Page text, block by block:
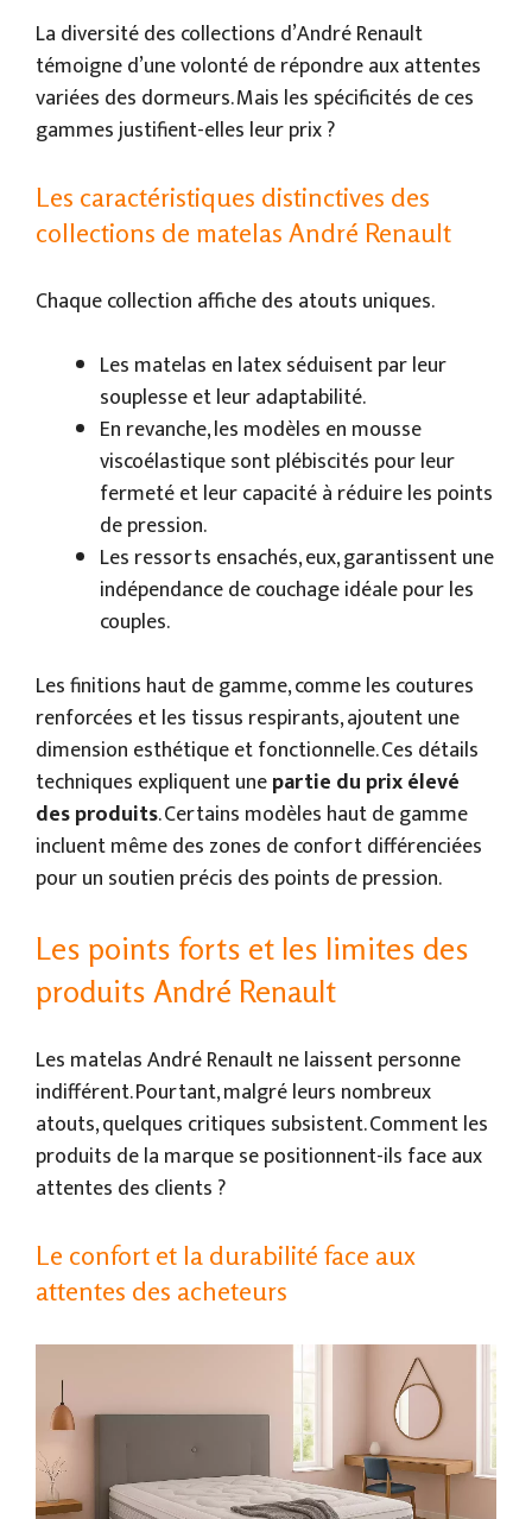
La diversité des collections d’André Renault
témoigne d’une volonté de répondre aux attentes
variées des dormeurs. Mais les spécificités de ces
gammes justifient-elles leur prix ?
Les caractéristiques distinctives des
collections de matelas André Renault
Chaque collection affiche des atouts uniques.
Les matelas en latex séduisent par leur
souplesse et leur adaptabilité.
En revanche, les modèles en mousse
viscoélastique sont plébiscités pour leur
fermeté et leur capacité à réduire les points
de pression.
Les ressorts ensachés, eux, garantissent une
indépendance de couchage idéale pour les
couples.
Les finitions haut de gamme, comme les coutures
renforcées et les tissus respirants, ajoutent une
dimension esthétique et fonctionnelle. Ces détails
techniques expliquent unepartie du prix élevé
des produits. Certains modèles haut de gamme
incluent même des zones de confort différenciées
pour un soutien précis des points de pression.
Les points forts et les limites des
produits André Renault
Les matelas André Renault ne laissent personne
indifférent. Pourtant, malgré leurs nombreux
atouts, quelques critiques subsistent. Comment les
produits de la marque se positionnent-ils face aux
attentes des clients ?
Le confort et la durabilité face aux
attentes des acheteurs